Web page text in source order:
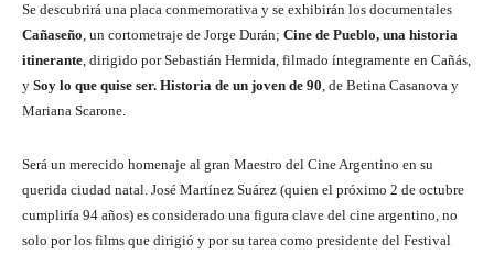
Se descubrirá una placa conmemorativa y se exhibirán los documentales
Cañaseño, un cortometraje de Jorge Durán; Cine de Pueblo, una historia
itinerante, dirigido por Sebastián Hermida, filmado íntegramente en Cañás,
y Soy lo que quise ser. Historia de un joven de 90, de Betina Casanova y
Mariana Scarone.
Será un merecido homenaje al gran Maestro del Cine Argentino en su
querida ciudad natal. José Martínez Suárez (quien el próximo 2 de octubre
cumpliría 94 años) es considerado una figura clave del cine argentino, no
solo por los films que dirigió y por su tarea como presidente del Festival